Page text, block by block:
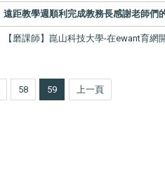
遠距教學週順利完成教務長感謝老師們
【磨課師】崑山科技大學-在ewant育網
58 59 上一頁